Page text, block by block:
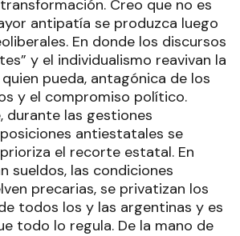
Creo que no es
antipatía se produzca luego
En donde los discursos
y el individualismo reavivan la
pueda, antagónica de los
y el compromiso político.
durante las gestiones
antiestatales se
el recorte estatal. En
sueldos, las condiciones
precarias, se privatizan los
todos los y las argentinas y es
todo lo regula. De la mano de